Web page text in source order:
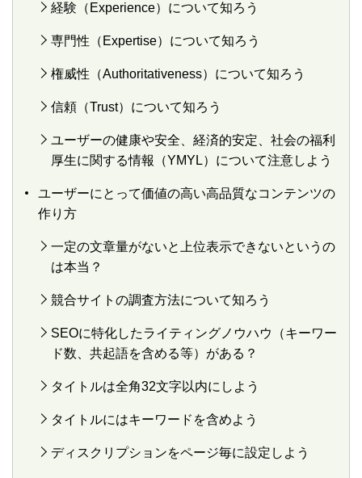
経験（Experience）について知ろう
専門性（Expertise）について知ろう
権威性（Authoritativeness）について知ろう
信頼（Trust）について知ろう
ユーザーの健康や安全、経済的安定、社会の福利
厚生に関する情報（YMYL）について注意しよう
ユーザーにとって価値の高い高品質なコンテンツの
作り方
一定の文章量がないと上位表示できないというの
は本当？
競合サイトの調査方法について知ろう
SEOに特化したライティングノウハウ（キーワー
ド数、共起語を含める等）がある？
タイトルは全角32文字以内にしよう
タイトルにはキーワードを含めよう
ディスクリプションをページ毎に設定しよう